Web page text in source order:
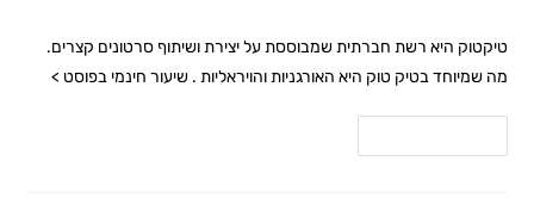
טיקטוק היא רשת חברתית שמבוססת על יצירת ושיתוף סרטונים קצרים.
מה שמיוחד בטיק טוק היא האורגניות והויראליות . שיעור חינמי בפוסט >